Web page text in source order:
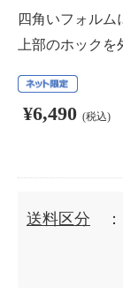
四角いフォルム
上部のホック
¥6,490 (税込)
送料区分 ：